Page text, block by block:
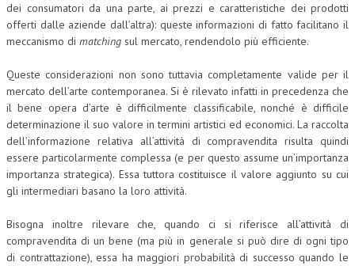
PERSONA E CITTÀ
L’UMANISTA
DIRITTO
DIRITTO PENALE D’IMPRESA
DIRITTO DEL LAVORO
DIRITTO DEL WEB
DIRITTO DELLE IMPRESE IN CRISI
SICUREZZA SUL LAVORO
dei consumatori da una parte, ai prezzi e caratteristiche dei prodotti
offerti dalle aziende dall’altra): queste informazioni di fatto facilitano il
meccanismo di matching sul mercato, rendendolo più efficiente.
Queste considerazioni non sono tuttavia completamente valide per il
mercato dell’arte contemporanea. Si è rilevato infatti in precedenza che
il bene opera d’arte è difficilmente classificabile, nonché è difficile
determinazione il suo valore in termini artistici ed economici. La raccolta
dell’informazione relativa all’attività di compravendita risulta quindi
essere particolarmente complessa (e per questo assume un’importanza
importanza strategica). Essa tuttora costituisce il valore aggiunto su cui
gli intermediari basano la loro attività.
Bisogna inoltre rilevare che, quando ci si riferisce all’attività di
compravendita di un bene (ma più in generale si può dire di ogni tipo
di contrattazione), essa ha maggiori probabilità di successo quando le